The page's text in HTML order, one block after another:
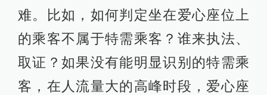
难。比如，如何判定坐在爱心座位上
的乘客不属于特需乘客？谁来执法、
取证？如果没有能明显识别的特需乘
客，在人流量大的高峰时段，爱心座